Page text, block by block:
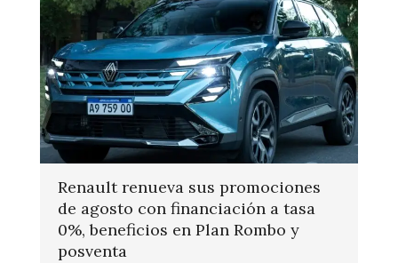
Renault renueva sus promociones
de agosto con financiación a tasa
0%, beneficios en Plan Rombo y
posventa